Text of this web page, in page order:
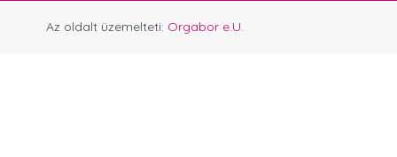
Az oldalt üzemelteti: Orgabor e.U.